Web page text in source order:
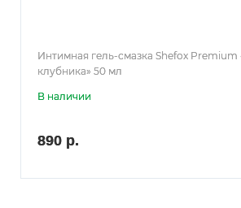
Интимная гель-смазка Shefox Premium
клубника» 50 мл
В наличии
890 р.